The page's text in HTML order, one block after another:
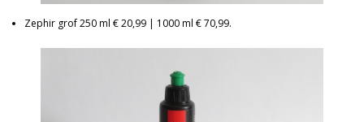
Zephir grof 250 ml € 20,99 | 1000 ml € 70,99.